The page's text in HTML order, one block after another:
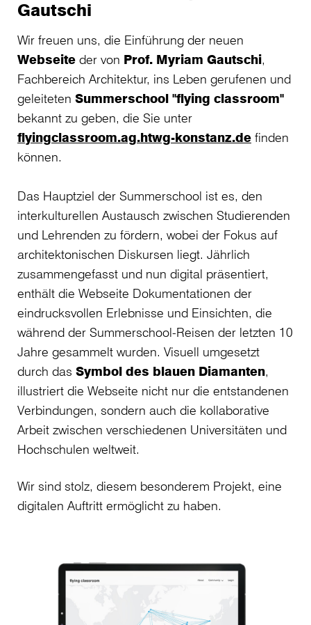
Gautschi
Wir freuen uns, die Einführung der neuen
Webseite der von Prof. Myriam Gautschi,
Fachbereich Architektur, ins Leben gerufenen und
geleiteten Summerschool "flying classroom"
bekannt zu geben, die Sie unter
flyingclassroom.ag.htwg-konstanz.de finden
können.
Das Hauptziel der Summerschool ist es, den
interkulturellen Austausch zwischen Studierenden
und Lehrenden zu fördern, wobei der Fokus auf
architektonischen Diskursen liegt. Jährlich
zusammengefasst und nun digital präsentiert,
enthält die Webseite Dokumentationen der
eindrucksvollen Erlebnisse und Einsichten, die
während der Summerschool-Reisen der letzten 10
Jahre gesammelt wurden. Visuell umgesetzt
durch das Symbol des blauen Diamanten,
illustriert die Webseite nicht nur die entstandenen
Verbindungen, sondern auch die kollaborative
Arbeit zwischen verschiedenen Universitäten und
Hochschulen weltweit.
Wir sind stolz, diesem besonderem Projekt, eine
digitalen Auftritt ermöglicht zu haben.